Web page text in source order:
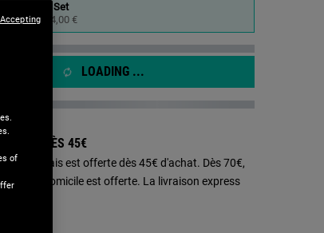
Sélectionné
Set
64,00 €
, 1 of 1
LOADING ...
DÈS 45€
Point Relais est offerte dès 45€ d'achat. Dès 70€,
à domicile est offerte. La livraison express
of